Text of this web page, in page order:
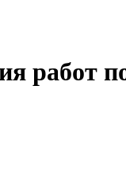
работ